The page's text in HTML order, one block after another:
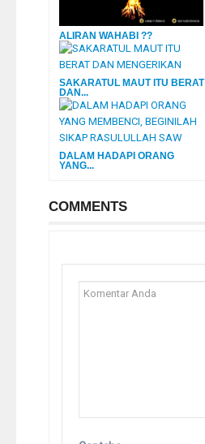
ALIRAN WAHABI ??
SAKARATUL MAUT ITU BERAT
DAN...
DALAM HADAPI ORANG
YANG...
COMMENTS